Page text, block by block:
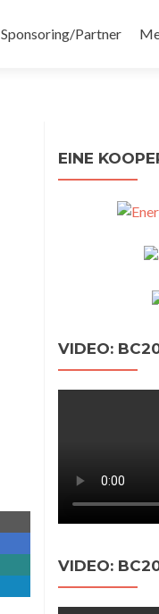
Sponsoring/Partner
EINE
VIDEO:
VIDEO: